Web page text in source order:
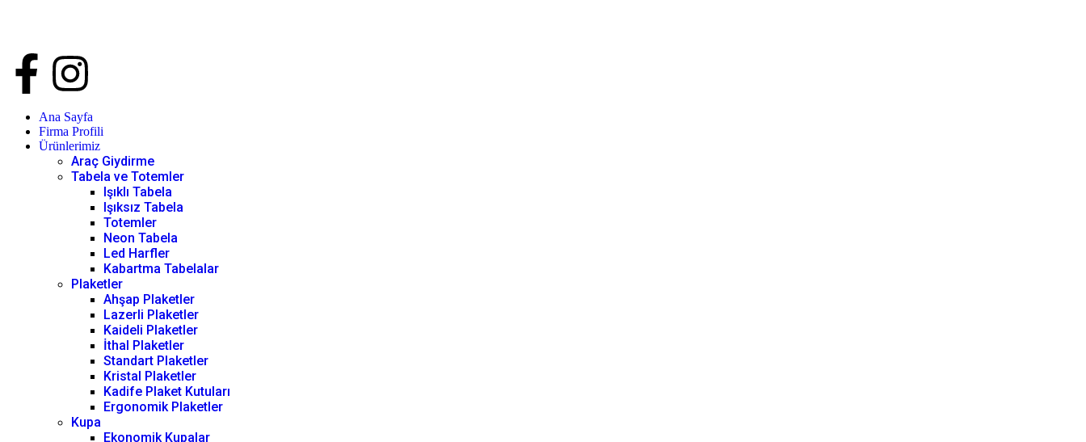
Ana Sayfa
Firma Profili
Ürünlerimiz
Araç Giydirme
Tabela ve Totemler
Işıklı Tabela
Işıksız Tabela
Totemler
Neon Tabela
Led Harfler
Kabartma Tabelalar
Plaketler
Ahşap Plaketler
Lazerli Plaketler
Kaideli Plaketler
İthal Plaketler
Standart Plaketler
Kristal Plaketler
Kadife Plaket Kutuları
Ergonomik Plaketler
Kupa
Ekonomik Kupalar